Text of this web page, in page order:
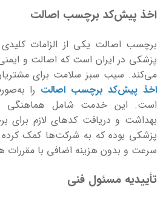
اخذ پیش‌کد برچسب اصالت
برچسب اصالت یکی از الزامات
پزشکی در ایران است که اصالت و
می‌کند. سیب سبز سلامت برای
اخذ پیش‌کد برچسب اصالت را
است. این خدمت شامل هماهنگی
بهداشت و دریافت کدهای لازم برای
پزشکی بوده که به شرکت‌ها کمک کرده
سرعت و بدون هزینه اضافی با مقررات
تأییدیه مسئول فنی